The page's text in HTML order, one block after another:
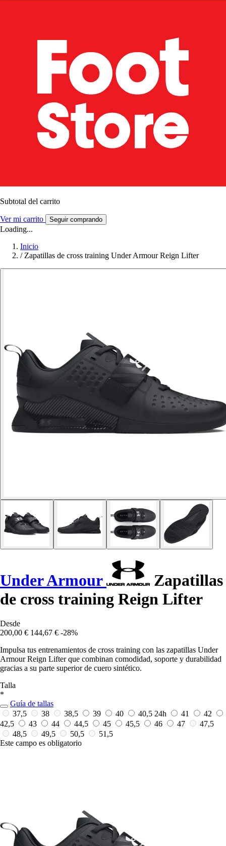
Subtotal del carrito
Ver mi carrito Seguir comprando
Loading...
Inicio
/ Zapatillas de cross training Under Armour Reign Lifter
Under Armour
Zapatillas
de cross training Reign Lifter
Desde
200,00 € 144,67 € -28%
Impulsa tus entrenamientos de cross training con las zapatillas Under
Armour Reign Lifter que combinan comodidad, soporte y durabilidad
gracias a su parte superior de cuero sintético.
Talla
*
Guía de tallas
37,5
38 38,5 39 40 40,5 24h 41
42
42,5
43 44 44,5 45 45,5 46 47
47,5
48,5
49,5 50,5
51,5
Este campo es obligatorio